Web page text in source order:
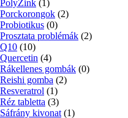
PolyZink (1)
Porckorongok (2)
Probiotikus (0)
Prosztata problémák (2)
Q10 (10)
Quercetin (4)
Rákellenes gombák (0)
Reishi gomba (2)
Resveratrol (1)
Réz tabletta (3)
Sáfrány kivonat (1)